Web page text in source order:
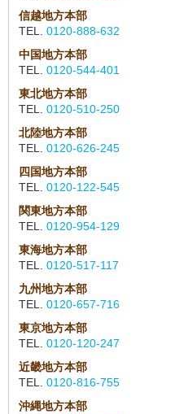
信越地方本部
TEL. 0120-888-632
中国地方本部
TEL. 0120-544-401
東北地方本部
TEL. 0120-510-250
北陸地方本部
TEL. 0120-626-245
四国地方本部
TEL. 0120-122-545
関東地方本部
TEL. 0120-954-129
東海地方本部
TEL. 0120-517-117
九州地方本部
TEL. 0120-657-716
東京地方本部
TEL. 0120-120-247
近畿地方本部
TEL. 0120-816-755
沖縄地方本部